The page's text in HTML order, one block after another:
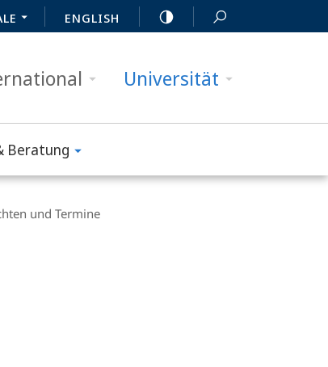
ENGLISH
Universität
Beratung
und Termine